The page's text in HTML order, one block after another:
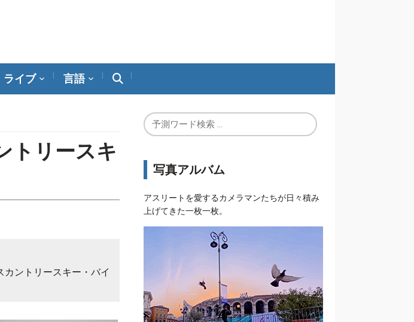
ライブ 言語
トリースキ
ントリースキー・バイ
写真アルバム
アスリートを愛するカメラマンたちが日々積み
上げてきた一枚一枚。